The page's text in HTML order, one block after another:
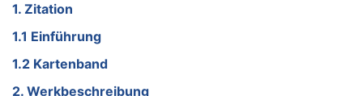
1. Zitation
1.1 Einführung
1.2 Kartenband
2. Werkbeschreibung